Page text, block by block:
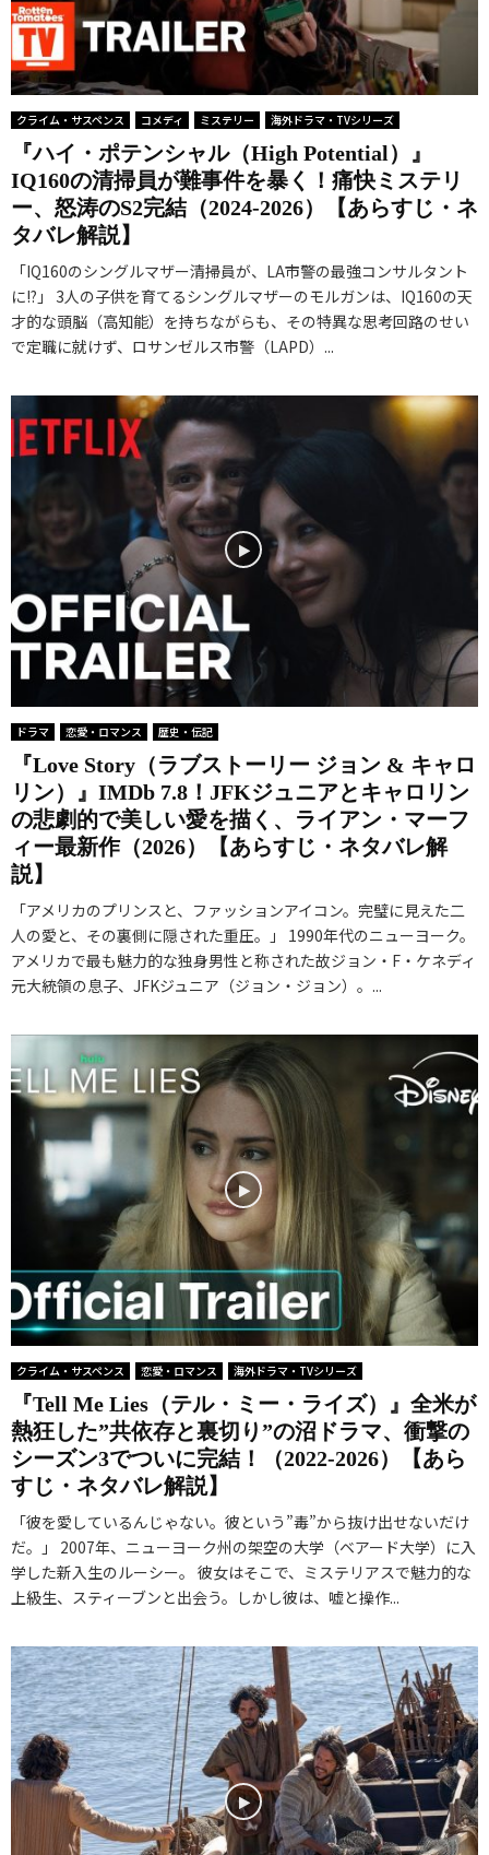
クライム・サスペンス コメディ ミステリー 海外ドラマ・TVシリーズ
『ハイ・ポテンシャル（High Potential）』
IQ160の清掃員が難事件を暴く！痛快ミステリ
ー、怒涛のS2完結（2024-2026）【あらすじ・ネ
タバレ解説】
「IQ160のシングルマザー清掃員が、LA市警の最強コンサルタント
に!?」 3人の子供を育てるシングルマザーのモルガンは、IQ160の天
才的な頭脳（高知能）を持ちながらも、その特異な思考回路のせい
で定職に就けず、ロサンゼルス市警（LAPD）...
ドラマ 恋愛・ロマンス 歴史・伝記
『Love Story（ラブストーリー ジョン & キャロ
リン）』IMDb 7.8！JFKジュニアとキャロリン
の悲劇的で美しい愛を描く、ライアン・マーフ
ィー最新作（2026）【あらすじ・ネタバレ解
説】
「アメリカのプリンスと、ファッションアイコン。完璧に見えた二
人の愛と、その裏側に隠された重圧。」 1990年代のニューヨーク。
アメリカで最も魅力的な独身男性と称された故ジョン・F・ケネディ
元大統領の息子、JFKジュニア（ジョン・ジョン）。...
クライム・サスペンス 恋愛・ロマンス 海外ドラマ・TVシリーズ
『Tell Me Lies（テル・ミー・ライズ）』全米が
熱狂した”共依存と裏切り”の沼ドラマ、衝撃の
シーズン3でついに完結！（2022-2026）【あら
すじ・ネタバレ解説】
「彼を愛しているんじゃない。彼という”毒”から抜け出せないだけ
だ。」 2007年、ニューヨーク州の架空の大学（ベアード大学）に入
学した新入生のルーシー。 彼女はそこで、ミステリアスで魅力的な
上級生、スティーブンと出会う。しかし彼は、嘘と操作...